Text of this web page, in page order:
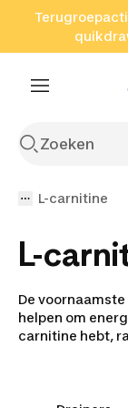
Ga naar zoeken
L-carnitine
L-
De
helpen om
carnitine hebt,